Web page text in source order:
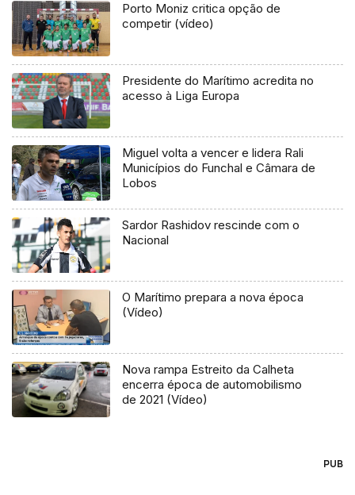
Porto Moniz critica opção de
competir (vídeo)
Presidente do Marítimo acredita no
acesso à Liga Europa
Miguel volta a vencer e lidera Rali
Municípios do Funchal e Câmara de
Lobos
Sardor Rashidov rescinde com o
Nacional
O Marítimo prepara a nova época
(Vídeo)
Nova rampa Estreito da Calheta
encerra época de automobilismo
de 2021 (Vídeo)
PUB